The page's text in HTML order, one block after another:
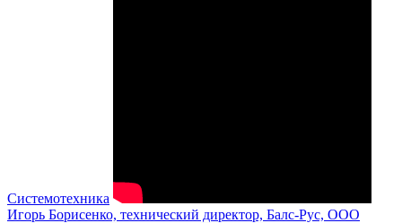
Системотехника
Игорь Борисенко, технический директор, Балс-Рус, ООО